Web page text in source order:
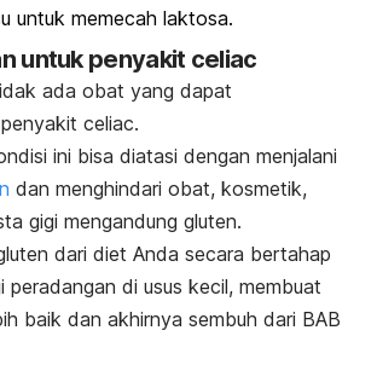
untuk memecah laktosa.
untuk penyakit celiac
ada obat yang dapat
celiac.
ini bisa diatasi dengan menjalani
dan menghindari obat, kosmetik,
gigi mengandung gluten.
dari diet Anda secara bertahap
peradangan di usus kecil, membuat
baik dan akhirnya sembuh dari BAB